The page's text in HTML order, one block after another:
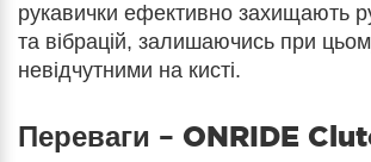
рукавички ефективно захищають
та вібрацій, залишаючись при
невідчутними на кисті.
Переваги – ONRIDE